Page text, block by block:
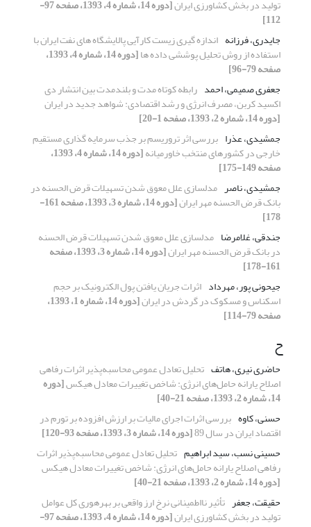
تولید در بخش کشاورزی ایران [دوره 14، شماره 4، 1393، صفحه 97-
112]
جایدری، فرزانه اندازه گیری زیست کارآیی پالایشگاه های نفت ایران با
استفاده از روش تحلیل پوششی داده ها [دوره 14، شماره 4، 1393،
صفحه 79-96]
جعفری صمیمی، احمد رابطه کوتاه‌ مدت و بلندمدت بین انتشار دی
اکسید کربن، مصرف انرژی و رشد اقتصادی: شواهد جدید در ایران
[دوره 14، شماره 2، 1393، صفحه 1-20]
جمشیدی، عذرا بررسی اثر تروریسم بر جذب سرمایه گذاری مستقیم
خارجی در کشورهای منتخب خاورمیانه [دوره 14، شماره 4، 1393،
صفحه 149-175]
جمشیدی، ناصر مدلسازی علل معوق شدن تسهیلات قرض الحسنه در
بانک قرض الحسنه مهر ایران [دوره 14، شماره 3، 1393، صفحه 161-
178]
جندقی، غلامرضا مدلسازی علل معوق شدن تسهیلات قرض الحسنه
در بانک قرض الحسنه مهر ایران [دوره 14، شماره 3، 1393، صفحه
161-178]
جیحونی پور، مهرداد اثرات جریان یافتن پول الکترونیک بر حجم
اسکناس و مسکوک در گردش در ایران [دوره 14، شماره 1، 1393،
صفحه 79-114]
ح
حاضری نیری، هاتف تحلیل تعادل عمومی محاسبه‌پذیر اثرات رفاهی
اصلاح یارانه حامل‌های انرژی: شاخص تغییرات معادل هیکس[دوره
14، شماره 2، 1393، صفحه 21-40]
حسنی، کاوه بررسی اثرات اجرای مالیات بر ارزش افزوده بر تورم در
اقتصاد ایران در سال 89
[دوره 14، شماره 3، 1393، صفحه 93-120]
حسینی نسب، سید ابراهیم تحلیل تعادل عمومی محاسبه‌پذیر اثرات
رفاهی اصلاح یارانه حامل‌های انرژی: شاخص تغییرات معادل هیکس
[دوره 14، شماره 2، 1393، صفحه 21-40]
حقیقت، جعفر تأثیر نااطمینانی نرخ ارز واقعی بر بهره‏وری کل عوامل
تولید در بخش کشاورزی ایران [دوره 14، شماره 4، 1393، صفحه 97-